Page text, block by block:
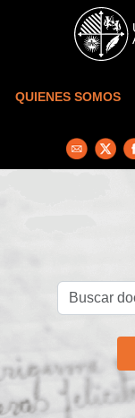
Skip to main content
QUIENES SOMOS